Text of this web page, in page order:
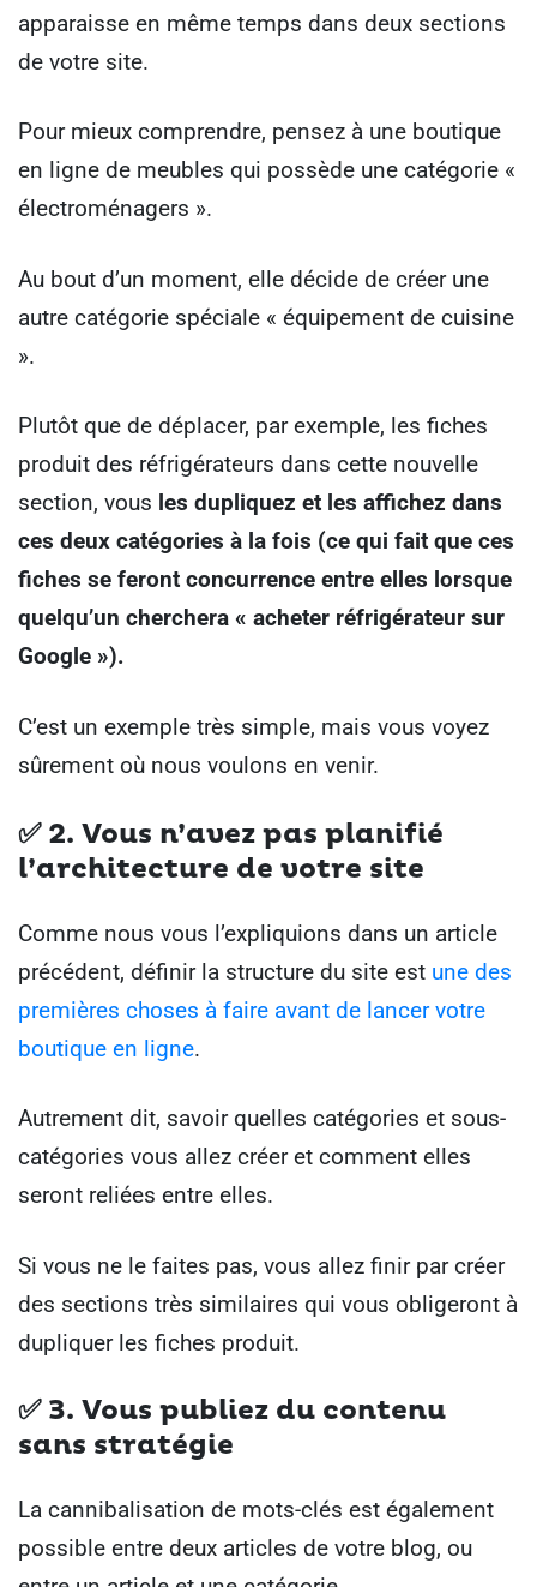
apparaisse en même temps dans deux sections
de votre site.
Pour mieux comprendre, pensez à une boutique
en ligne de meubles qui possède une catégorie «
électroménagers ».
Au bout d’un moment, elle décide de créer une
autre catégorie spéciale « équipement de cuisine
».
Plutôt que de déplacer, par exemple, les fiches
produit des réfrigérateurs dans cette nouvelle
section, vous les dupliquez et les affichez dans
ces deux catégories à la fois (ce qui fait que ces
fiches se feront concurrence entre elles lorsque
quelqu’un cherchera « acheter réfrigérateur sur
Google »).
C’est un exemple très simple, mais vous voyez
sûrement où nous voulons en venir.
✅ 2. Vous n’avez pas planifié
l’architecture de votre site
Comme nous vous l’expliquions dans un article
précédent, définir la structure du site est une des
premières choses à faire avant de lancer votre
boutique en ligne.
Autrement dit, savoir quelles catégories et sous-
catégories vous allez créer et comment elles
seront reliées entre elles.
Si vous ne le faites pas, vous allez finir par créer
des sections très similaires qui vous obligeront à
dupliquer les fiches produit.
✅ 3. Vous publiez du contenu
sans stratégie
La cannibalisation de mots-clés est également
possible entre deux articles de votre blog, ou